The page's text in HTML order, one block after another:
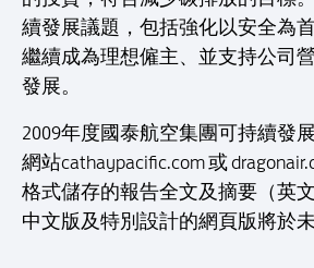
續發展議題，包括強化以安全為
繼續成為理想僱主、並支持公司
發展。
2009年度國泰航空集團可持續發
網站cathaypacific.com 或
格式儲存的報告全文及摘要（英
中文版及特別設計的網頁版將於